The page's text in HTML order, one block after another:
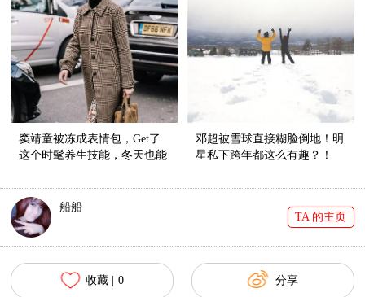
窦靖童被冻成表情包，Get了
这个时髦养生技能，冬天也能
邓超被雪球直接糊脸倒地！明
星私下跨年都这么有趣？！
船船
TA 的主页
收藏 | 0 分享